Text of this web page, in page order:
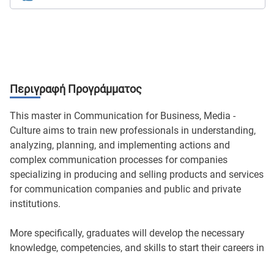
Περιγραφή Προγράμματος
This master in Communication for Business, Media -
Culture aims to train new professionals in understanding,
analyzing, planning, and implementing actions and
complex communication processes for companies
specializing in producing and selling products and services
for communication companies and public and private
institutions.
More specifically, graduates will develop the necessary
knowledge, competencies, and skills to start their careers in